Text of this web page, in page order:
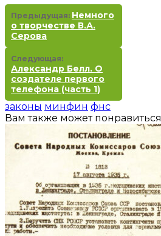
Предыдущая: Немного
о творчестве В.А.
Серова
Следующая:
Александр Белл. О
создателе первого
телефона (часть 1)
законы минфин фнс
Вам также может понравиться